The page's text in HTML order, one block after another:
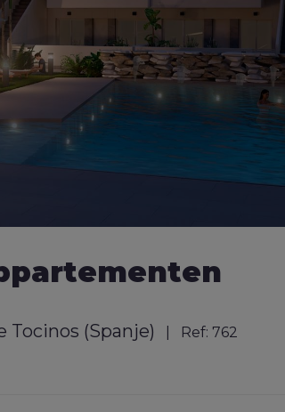
Tocinos (Spanje) | Ref: 762